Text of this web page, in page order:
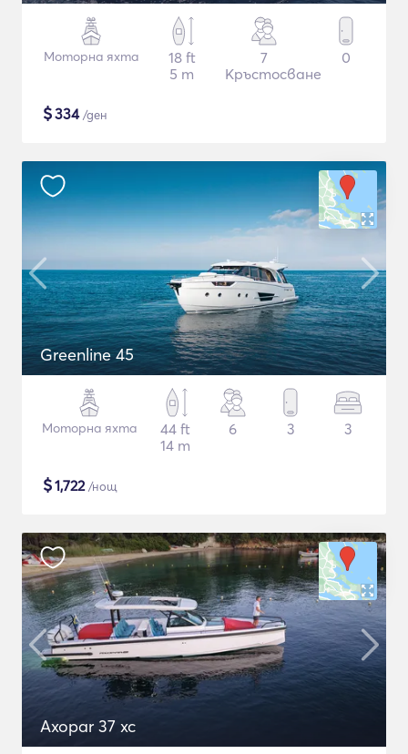
Моторна яхта
18 ft
5 m
7
Кръстосване
0
$334/ден
Greenline 45
Моторна яхта
44 ft
14 m
6 3 3
$1,722/нощ
Axopar 37 xc